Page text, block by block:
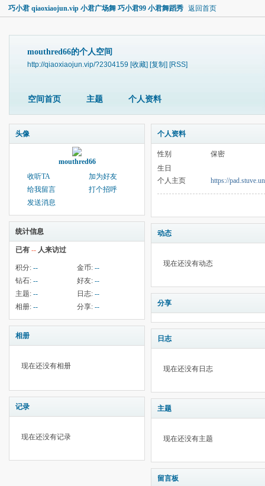
巧小君 qiaoxiaojun.vip 小君广场舞 巧小君99 小君舞蹈秀 返回首页
mouthred66的个人空间
http://qiaoxiaojun.vip/?2304159 [收藏] [复制] [RSS]
空间首页 主题 个人资料
头像
mouthred66
收听TA
加为好友
给我留言
打个招呼
发送消息
统计信息
已有 -- 人来访过
积分: -- 金币: --
钻石: -- 好友: --
主题: -- 日志: --
相册: -- 分享: --
相册
现在还没有相册
记录
现在还没有记录
个人资料
性别
保密
生日
个人主页
https://
动态
现在还没有动态
分享
日志
现在还没有日志
主题
现在还没有主题
留言板